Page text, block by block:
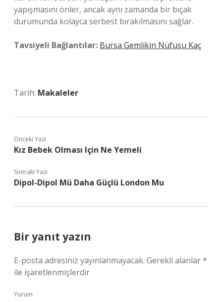
yapışmasını önler, ancak aynı zamanda bir bıçak
durumunda kolayca serbest bırakılmasını sağlar.
Tavsiyeli Bağlantılar: Bursa Gemlikin Nüfusu Kaç
Tarih: Makaleler
Önceki Yazı
Kız Bebek Olması Için Ne Yemeli
Sonraki Yazı
Dipol-Dipol Mü Daha Güçlü London Mu
Bir yanıt yazın
E-posta adresiniz yayınlanmayacak. Gerekli alanlar*
ile işaretlenmişlerdir
Yorum